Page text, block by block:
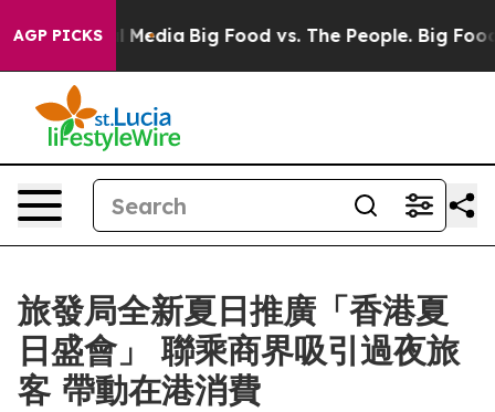
AGP PICKS
Media Big Food vs. The People. Big Food’s 239
旅發局全新夏日推廣「香港夏
日盛會」 聯乘商界吸引過夜旅
客 帶動在港消費